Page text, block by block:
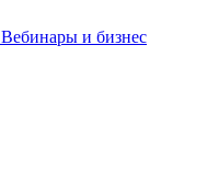
Вебинары и бизнес